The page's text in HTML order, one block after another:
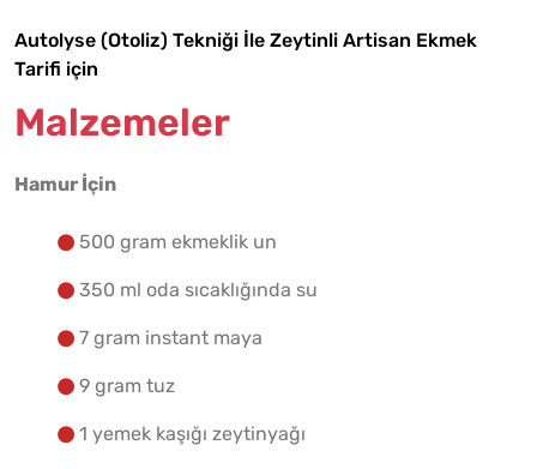
Yapılış Adımlarına Geç
Autolyse (Otoliz) Tekniği İle Zeytinli Artisan Ekmek
Tarifi için
Malzemeler
Hamur İçin
500 gram ekmeklik un
350 ml oda sıcaklığında su
7 gram instant maya
9 gram tuz
1 yemek kaşığı zeytinyağı